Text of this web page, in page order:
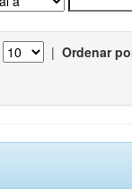
| Ordenar